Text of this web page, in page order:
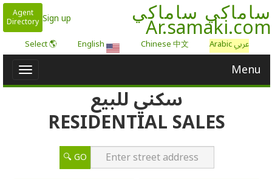
ساماكي ساماكي
Ar.samaki.com
Sign up
Agent
Directory
عربي Arabic Chinese 中文
English
🌎 Select
Toggle Menu
سكني للبيع
RESIDENTIAL SALES
GO 🔍